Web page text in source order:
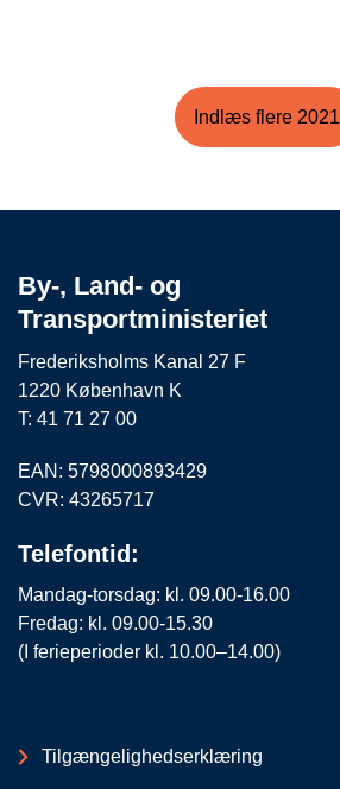
Indlæs flere 2021
By-, Land- og
Transportministeriet
Frederiksholms Kanal 27 F
1220 København K
T: 41 71 27 00
EAN: 5798000893429
CVR: 43265717
Telefontid:
Mandag-torsdag: kl. 09.00-16.00
Fredag: kl. 09.00-15.30
(I ferieperioder kl. 10.00–14.00)
Tilgængelighedserklæring